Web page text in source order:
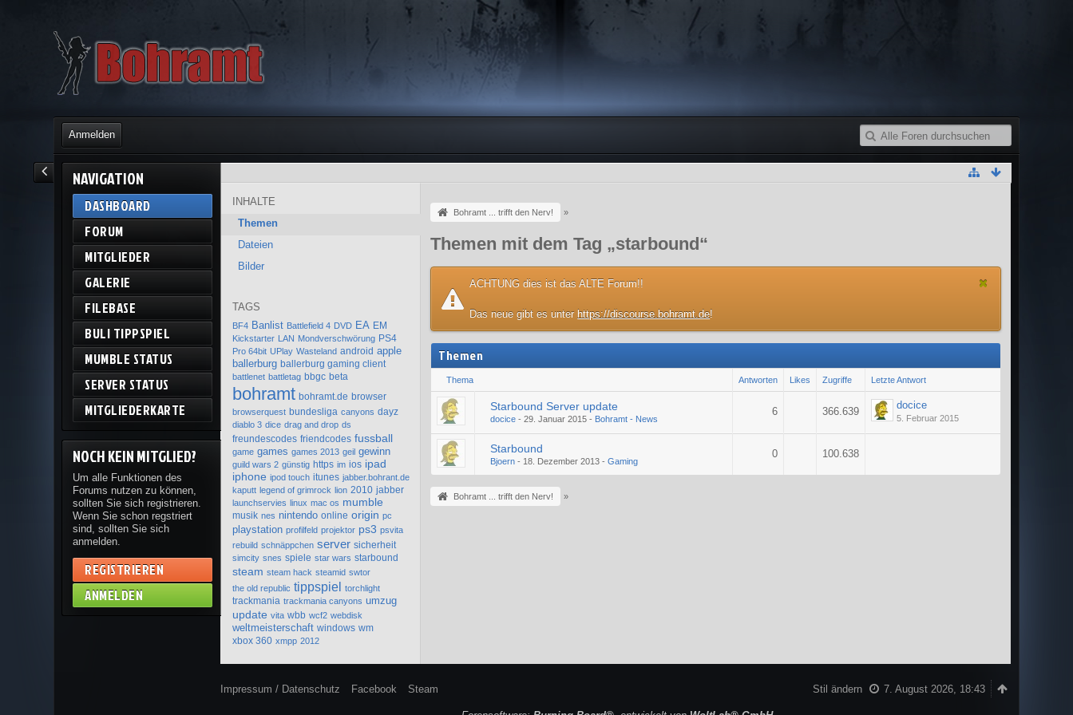
Anmelden
NAVIGATION
DASHBOARD
FORUM
MITGLIEDER
GALERIE
FILEBASE
BULI TIPPSPIEL
MUMBLE STATUS
SERVER STATUS
MITGLIEDERKARTE
NOCH KEIN MITGLIED?
Um alle Funktionen des
Forums nutzen zu können,
sollten Sie sich registrieren.
Wenn Sie schon regstriert
sind, sollten Sie sich
anmelden.
REGISTRIEREN
ANMELDEN
INHALTE
Themen
Dateien
Bilder
TAGS
BF4 Banlist Battlefield 4 DVD EA EM
Kickstarter LAN Mondverschwörung PS4
Pro 64bit UPlay Wasteland android apple
ballerburg ballerburg gaming client
battlenet battletag bbgc beta
bohramt bohramt.de browser
browserquest bundesliga canyons dayz
diablo 3 dice drag and drop ds
freundescodes friendcodes fussball
game games games 2013 geil gewinn
guild wars 2 günstig https im ios ipad
iphone ipod touch itunes jabber.bohrant.de
kaputt legend of grimrock lion 2010 jabber
launchservies linux mac os mumble
musik nes nintendo online origin pc
playstation profilfeld projektor ps3 psvita
rebuild schnäppchen server sicherheit
simcity snes spiele star wars starbound
steam steam hack steamid swtor
the old republic tippspiel torchlight
trackmania trackmania canyons umzug
update vita wbb wcf2 webdisk
weltmeisterschaft windows wm
xbox 360 xmpp 2012
Bohramt ... trifft den Nerv! »
Themen mit dem Tag „starbound“
ACHTUNG dies ist das ALTE Forum!!
Das neue gibt es unter https://discourse.bohramt.de!
Themen
Thema Antworten Likes Zugriffe Letzte Antwort
Starbound Server update
docice -29. Januar 2015 - Bohramt - News
6 366.639
docice
5. Februar 2015
Starbound
Bjoern - 18. Dezember 2013 -Gaming
0 100.638
Bohramt ... trifft den Nerv! »
Impressum / Datenschutz Facebook Steam 7. August 2026, 18:43
Stil ändern